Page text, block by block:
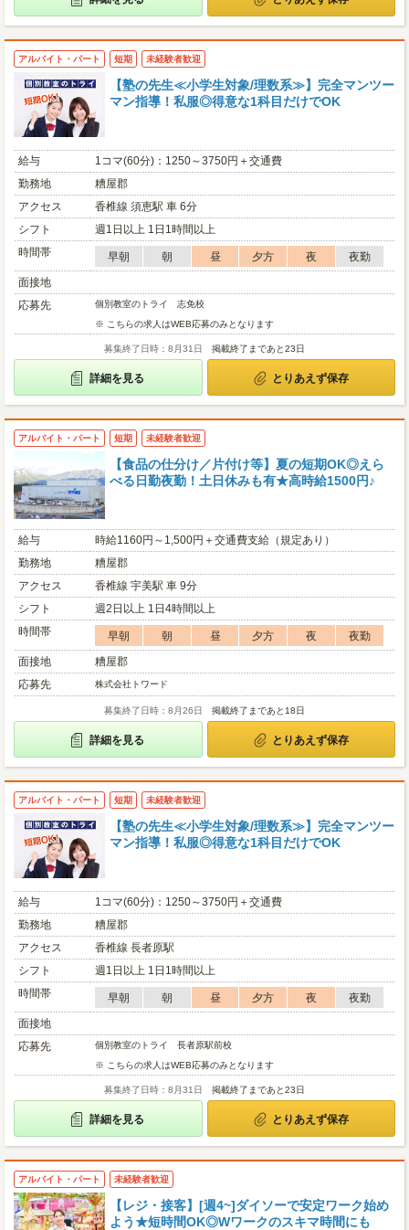
アルバイト・パート 短期 未経験者歓迎
【塾の先生≪小学生対象/理数系≫】完全マンツー
マン指導！私服◎得意な1科目だけでOK
給与
1コマ(60分)：1250～3750円＋交通費
勤務地
糟屋郡
アクセス
香椎線 須恵駅 車 6分
シフト
週1日以上 1日1時間以上
時間帯
早朝 朝 昼 夕方 夜
夜勤
面接地
応募先
個別教室のトライ 志免校
※ こちらの求人はWEB応募のみとなります
募集終了日時：8月31日 掲載終了まであと23日
詳細を見る とりあえず保存
アルバイト・パート 短期 未経験者歓迎
【食品の仕分け／片付け等】夏の短期OK◎えら
べる日勤夜勤！土日休みも有★高時給1500円♪
給与
時給1160円～1,500円＋交通費支給（規定あり）
勤務地
糟屋郡
アクセス
香椎線 宇美駅 車 9分
シフト
週2日以上 1日4時間以上
時間帯
早朝 朝 昼 夕方 夜
夜勤
面接地
糟屋郡
応募先
株式会社トワード
募集終了日時：8月26日 掲載終了まであと18日
詳細を見る とりあえず保存
アルバイト・パート 短期 未経験者歓迎
【塾の先生≪小学生対象/理数系≫】完全マンツー
マン指導！私服◎得意な1科目だけでOK
給与
1コマ(60分)：1250～3750円＋交通費
勤務地
糟屋郡
アクセス
香椎線 長者原駅
シフト
週1日以上 1日1時間以上
時間帯
早朝 朝 昼 夕方 夜
夜勤
面接地
応募先
個別教室のトライ 長者原駅前校
※ こちらの求人はWEB応募のみとなります
募集終了日時：8月31日 掲載終了まであと23日
詳細を見る とりあえず保存
アルバイト・パート 未経験者歓迎
【レジ・接客】[週4~]ダイソーで安定ワーク始め
よう★短時間OK◎Wワークのスキマ時間にも